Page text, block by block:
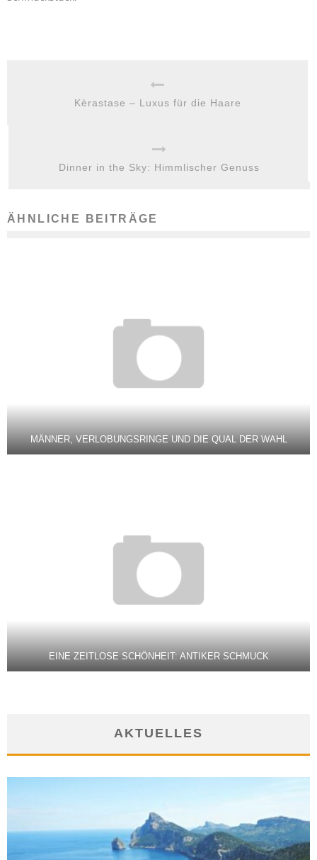
Kèrastase – Luxus für die Haare
Dinner in the Sky: Himmlischer Genuss
ÄHNLICHE BEITRÄGE
MÄNNER, VERLOBUNGSRINGE UND DIE QUAL DER WAHL
EINE ZEITLOSE SCHÖNHEIT: ANTIKER SCHMUCK
AKTUELLES